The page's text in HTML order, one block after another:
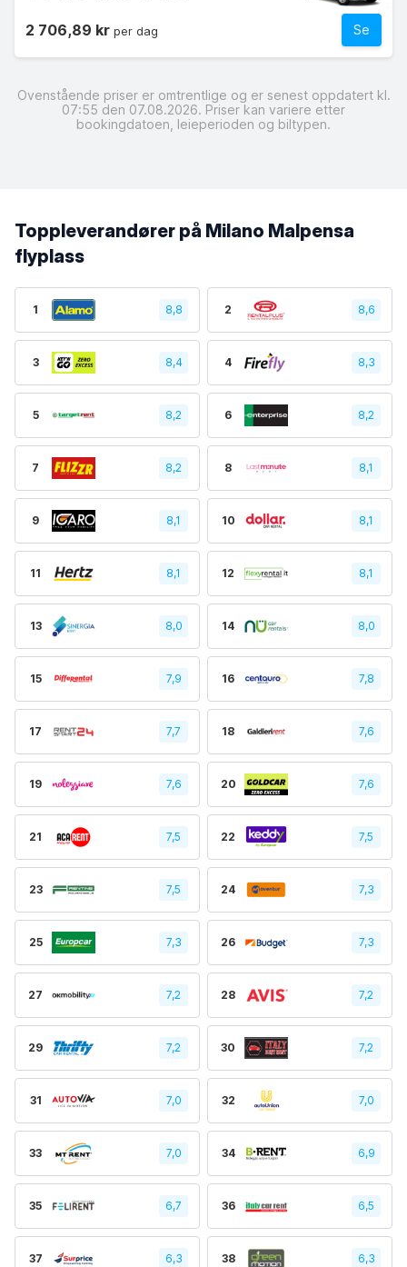
Se
2 706,89 kr per dag
Ovenstående priser er omtrentlige og er senest oppdatert kl.
07:55 den 07.08.2026. Priser kan variere etter
bookingdatoen, leieperioden og biltypen.
Toppleverandører på Milano Malpensa
flyplass
1 8,8 2 8,6
3 8,4 4 8,3
5 8,2 6 8,2
7 8,2 8 8,1
9 8,1 10 8,1
11 8,1 12 8,1
13 8,0 14 8,0
15 7,9 16 7,8
17 7,7 18 7,6
19 7,6 20 7,6
21 7,5 22 7,5
23 7,5 24 7,3
25 7,3 26 7,3
27 7,2 28 7,2
29 7,2 30 7,2
31 7,0 32 7,0
33 7,0 34 6,9
35 6,7 36 6,5
37 6,3 38 6,3